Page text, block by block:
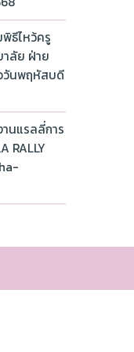
ธีไหว้ครู
ลัย ฝ่าย
วันพฤหัสบดี
นแรลลี่การ
RALLY